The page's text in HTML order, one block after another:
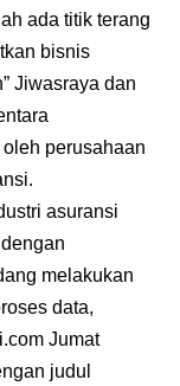
ada titik terang
bisnis
Jiwasraya dan
perusahaan
asuransi
melakukan
data,
Jumat
judul